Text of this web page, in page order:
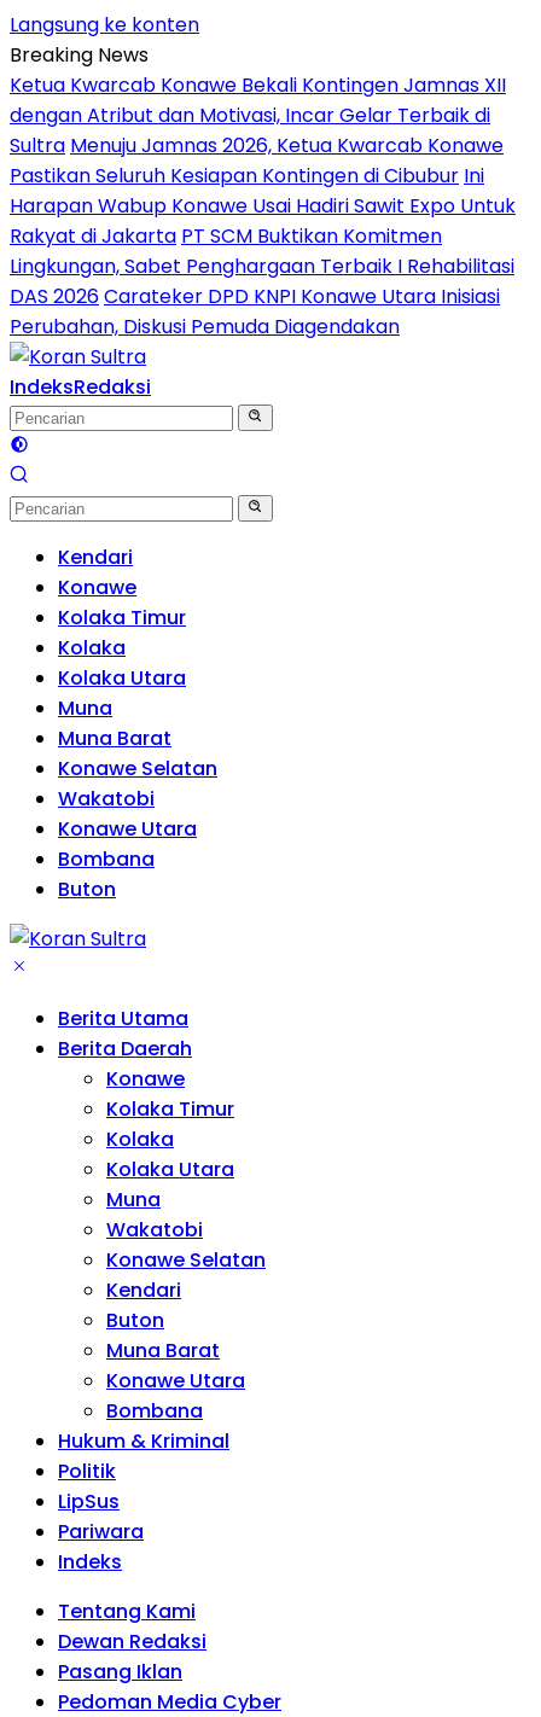
Langsung ke konten
Breaking News
Ketua Kwarcab Konawe Bekali Kontingen Jamnas XII
dengan Atribut dan Motivasi, Incar Gelar Terbaik di
Sultra Menuju Jamnas 2026, Ketua Kwarcab Konawe
Pastikan Seluruh Kesiapan Kontingen di Cibubur Ini
Harapan Wabup Konawe Usai Hadiri Sawit Expo Untuk
Rakyat di Jakarta PT SCM Buktikan Komitmen
Lingkungan, Sabet Penghargaan Terbaik I Rehabilitasi
DAS 2026Carateker DPD KNPI Konawe Utara Inisiasi
Perubahan, Diskusi Pemuda Diagendakan
IndeksRedaksi
Kendari
Konawe
Kolaka Timur
Kolaka
Kolaka Utara
Muna
Muna Barat
Konawe Selatan
Wakatobi
Konawe Utara
Bombana
Buton
Berita Utama
Berita Daerah
Konawe
Kolaka Timur
Kolaka
Kolaka Utara
Muna
Wakatobi
Konawe Selatan
Kendari
Buton
Muna Barat
Konawe Utara
Bombana
Hukum & Kriminal
Politik
LipSus
Pariwara
Indeks
Tentang Kami
Dewan Redaksi
Pasang Iklan
Pedoman Media Cyber